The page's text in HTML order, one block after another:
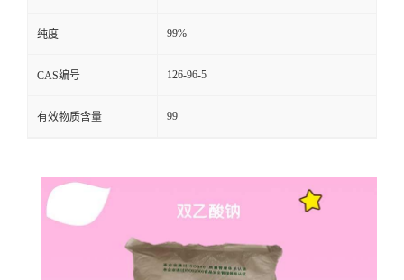
纯度 99%
CAS编号 126-96-5
有效物质含量 99